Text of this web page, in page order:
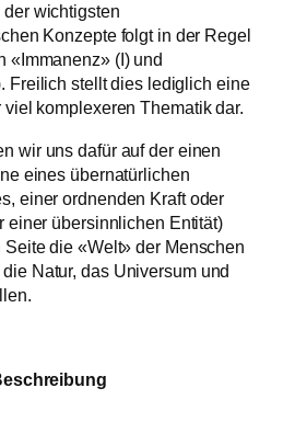
wichtigsten
Konzepte folgt in der Regel
«Immanenz» (I) und
Freilich stellt dies lediglich eine
komplexeren Thematik dar.
wir uns dafür auf der einen
eines übernatürlichen
einer ordnenden Kraft oder
einer übersinnlichen Entität)
die «Welt» der Menschen
Natur, das Universum und